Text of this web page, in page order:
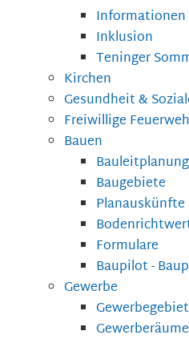
Inklusion
Teninger
Kirchen
Gesundheit &
Freiwillige
Bauen
Bauleitplanung
Baugebiete
Planauskünfte
Formulare
Baupilot -
Gewerbe
Gewerbegebiet
Gewerberäume